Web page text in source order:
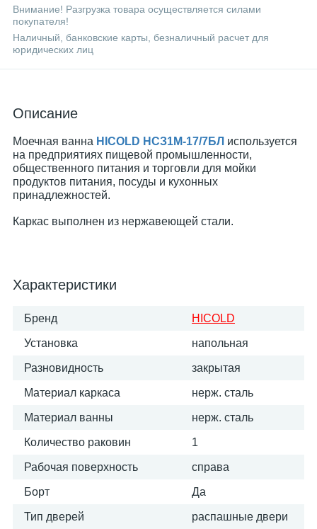
Внимание! Разгрузка товара осуществляется силами
покупателя!
Наличный, банковские карты, безналичный расчет для
юридических лиц
Описание
Моечная ванна HICOLD НСЗ1М-17/7БЛ используется
на предприятиях пищевой промышленности,
общественного питания и торговли для мойки
продуктов питания, посуды и кухонных
принадлежностей.
Каркас выполнен из нержавеющей стали.
Характеристики
Бренд HICOLD
Установка напольная
Разновидность закрытая
Материал каркаса нерж. сталь
Материал ванны нерж. сталь
Количество раковин 1
Рабочая поверхность справа
Борт Да
Тип дверей распашные двери